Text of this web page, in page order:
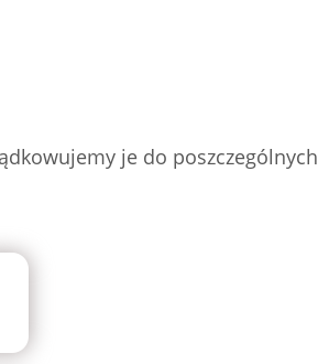
je do poszczególnych